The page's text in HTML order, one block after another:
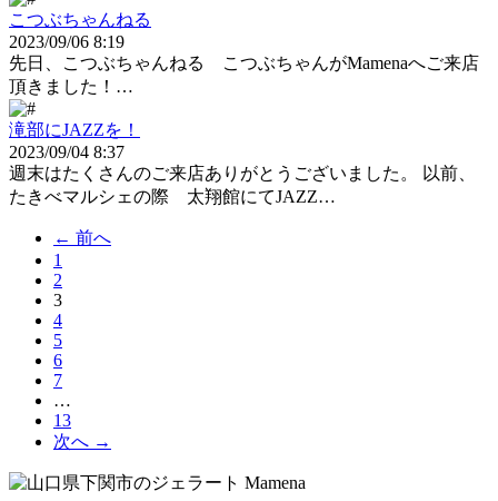
こつぶちゃんねる
2023/09/06 8:19
先日、こつぶちゃんねる こつぶちゃんがMamenaへご来店
頂きました！…
滝部にJAZZを！
2023/09/04 8:37
週末はたくさんのご来店ありがとうございました。 以前、
たきべマルシェの際 太翔館にてJAZZ…
← 前へ
1
2
3（こ
の
ペ
ー
ジ）
4
5
6
7
…
13
次へ →